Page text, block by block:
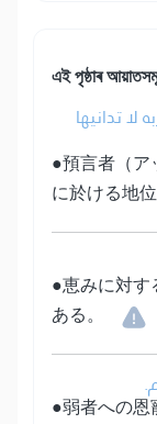
এই পৃষ্ঠাৰ
تدانيها
●預言者（
に於ける地
●恵みに対
ある。
●弱者への